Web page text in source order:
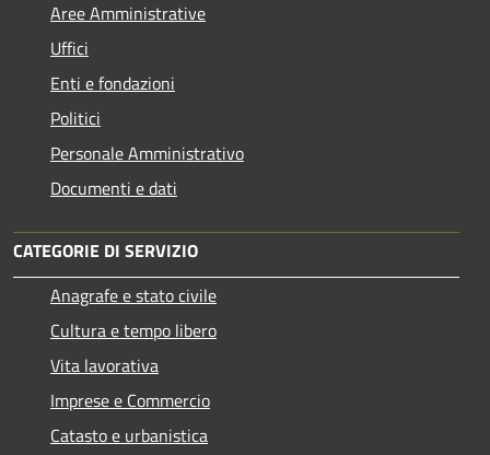
Aree Amministrative
Uffici
Enti e fondazioni
Politici
Personale Amministrativo
Documenti e dati
CATEGORIE DI SERVIZIO
Anagrafe e stato civile
Cultura e tempo libero
Vita lavorativa
Imprese e Commercio
Catasto e urbanistica